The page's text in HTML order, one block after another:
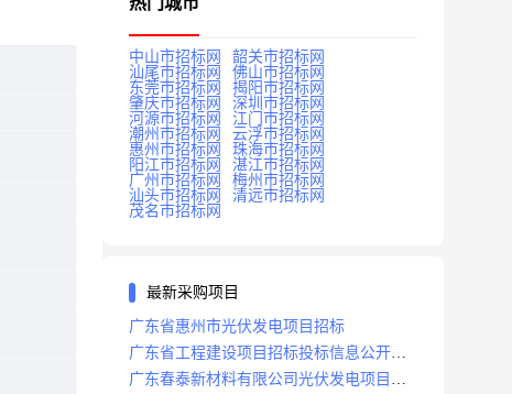
中山市招标网
韶关市招标网
汕尾市招标网
佛山市招标网
东莞市招标网
揭阳市招标网
肇庆市招标网
深圳市招标网
河源市招标网
江门市招标网
潮州市招标网
云浮市招标网
惠州市招标网
珠海市招标网
阳江市招标网
湛江市招标网
广州市招标网
梅州市招标网
汕头市招标网
清远市招标网
茂名市招标网
最新采购项目
广东省惠州市光伏发电项目招标
广东省工程建设项目招标投标信息公开目
录
广东春泰新材料有限公司光伏发电项目招